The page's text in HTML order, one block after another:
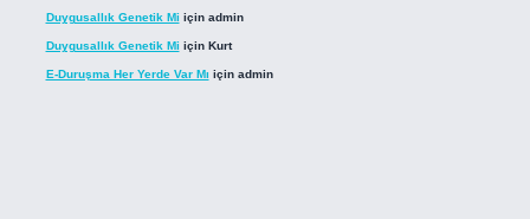
Duygusallık Genetik Mi için admin
Duygusallık Genetik Mi için Kurt
E-Duruşma Her Yerde Var Mı için admin